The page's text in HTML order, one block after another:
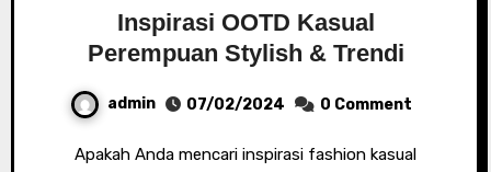
Inspirasi OOTD Kasual
Perempuan Stylish & Trendi
admin 07/02/2024 0 Comment
Apakah Anda mencari inspirasi fashion kasual